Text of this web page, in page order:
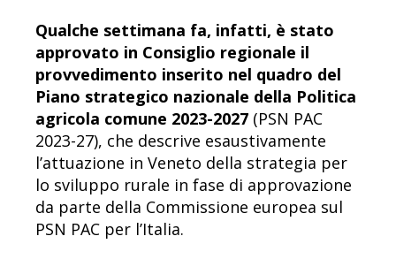
Qualche settimana fa, infatti, è stato
approvato in Consiglio regionale il
provvedimento inserito nel quadro del
Piano strategico nazionale della Politica
agricola comune 2023-2027 (PSN PAC
2023-27), che descrive esaustivamente
l’attuazione in Veneto della strategia per
lo sviluppo rurale in fase di approvazione
da parte della Commissione europea sul
PSN PAC per l’Italia.